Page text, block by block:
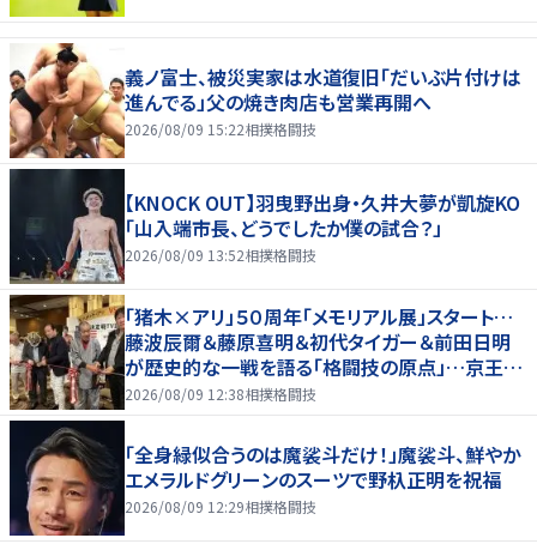
義ノ富士、被災実家は水道復旧「だいぶ片付けは
進んでる」父の焼き肉店も営業再開へ
2026/08/09 15:22相撲格闘技
【KNOCK OUT】羽曳野出身・久井大夢が凱旋KO
「山入端市長、どうでしたか僕の試合？」
2026/08/09 13:52相撲格闘技
「猪木×アリ」５０周年「メモリアル展」スタート…
藤波辰爾＆藤原喜明＆初代タイガー＆前田日明
が歴史的な一戦を語る「格闘技の原点」…京王プ
ラザホテルで３１日まで
2026/08/09 12:38相撲格闘技
「全身緑似合うのは魔裟斗だけ！」魔裟斗、鮮やか
エメラルドグリーンのスーツで野杁正明を祝福
2026/08/09 12:29相撲格闘技